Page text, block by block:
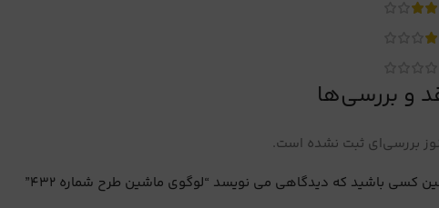
و بررسی‌ها
بررسی‌ای ثبت نشده است.
کسی باشید که دیدگاهی می نویسد “لوگوی ماشین طرح شماره 432”